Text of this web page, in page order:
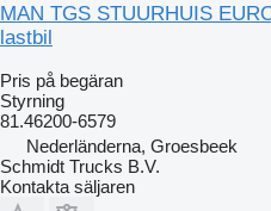
MAN TGS STUURHUIS
lastbil
Pris på begäran
Styrning
81.46200-6579
Nederländerna, Groesbeek
Schmidt Trucks B.V.
Kontakta säljaren